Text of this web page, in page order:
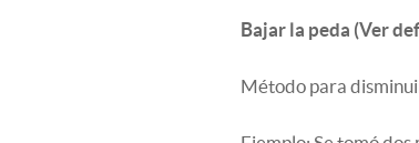
Bajar la peda (Ver
Método para